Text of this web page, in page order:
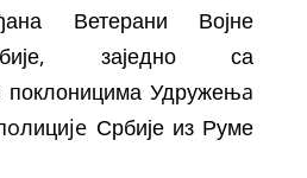
Ветерани Војне
заједно са
поклоницима Удружењa
Србије из Руме